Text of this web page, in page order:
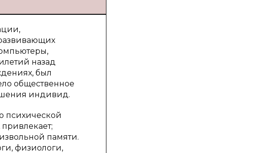
назад
был
общественное
индивид.
психической
памяти.
физиологи,